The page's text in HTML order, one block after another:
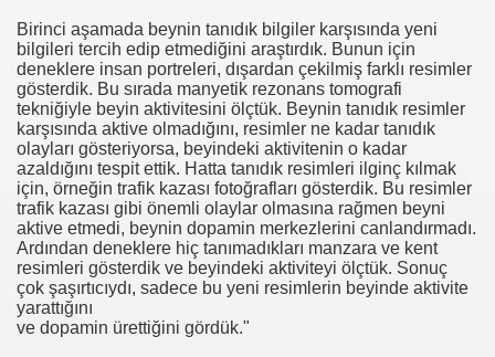
Birinci aşamada beynin tanıdık bilgiler karşısında yeni
bilgileri tercih edip etmediğini araştırdık. Bunun için
deneklere insan portreleri, dışardan çekilmiş farklı resimler
gösterdik. Bu sırada manyetik rezonans tomografi
tekniğiyle beyin aktivitesini ölçtük. Beynin tanıdık resimler
karşısında aktive olmadığını, resimler ne kadar tanıdık
olayları gösteriyorsa, beyindeki aktivitenin o kadar
azaldığını tespit ettik. Hatta tanıdık resimleri ilginç kılmak
için, örneğin trafik kazası fotoğrafları gösterdik. Bu resimler
trafik kazası gibi önemli olaylar olmasına rağmen beyni
aktive etmedi, beynin dopamin merkezlerini canlandırmadı.
Ardından deneklere hiç tanımadıkları manzara ve kent
resimleri gösterdik ve beyindeki aktiviteyi ölçtük. Sonuç
çok şaşırtıcıydı, sadece bu yeni resimlerin beyinde aktivite
yarattığını
ve dopamin ürettiğini gördük."
AS-DER.
TARİHİ MÜZESİ